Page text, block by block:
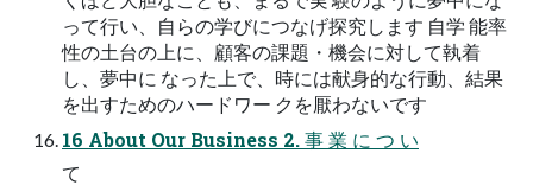
って行い、自らの学びにつなげ探究します 自学 能率
性の土台の上に、顧客の課題・機会に対して執着
し、夢中に なった上で、時には献身的な行動、結果
を出すためのハードワー クを厭わないです
16 About Our Business 2. 事 業 に つ い
て